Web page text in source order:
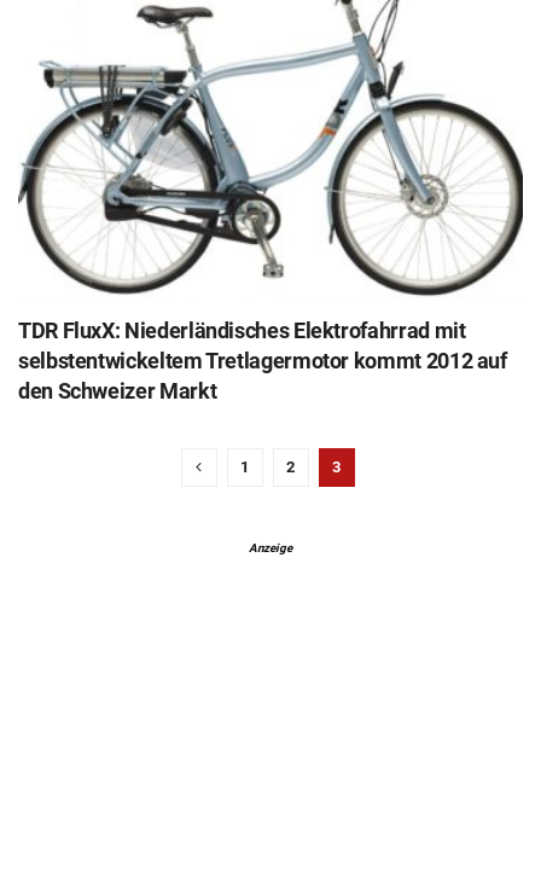
TDR FluxX: Niederländisches Elektrofahrrad mit
selbstentwickeltem Tretlagermotor kommt 2012 auf
den Schweizer Markt
1 2 3
Anzeige